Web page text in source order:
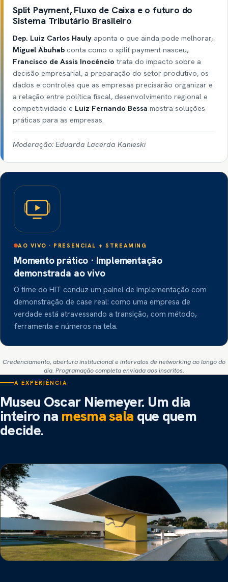
Split Payment, Fluxo de Caixa e o futuro do
Sistema Tributário Brasileiro
Dep. Luiz Carlos Hauly aponta o que ainda pode melhorar,
Miguel Abuhab conta como o split payment nasceu,
Francisco de Assis Inocêncio trata do impacto sobre a
decisão empresarial, a preparação do setor produtivo, os
dados e controles que as empresas precisarão organizar e
a relação entre política fiscal, desenvolvimento regional e
competitividade e Luiz Fernando Bessa mostra soluções
práticas para as empresas.
Moderação: Eduarda Lacerda Kanieski
AO VIVO · PRESENCIAL + STREAMING
Momento prático · Implementação
demonstrada ao vivo
O time do HIT conduz um painel de implementação com
demonstração de case real: como uma empresa de
verdade está atravessando a transição, com método,
ferramenta e números na tela.
Credenciamento, abertura institucional e intervalos de networking ao longo do
dia. Programação completa enviada aos inscritos.
A EXPERIÊNCIA
Museu Oscar Niemeyer. Um dia
inteiro na mesma sala que quem
decide.